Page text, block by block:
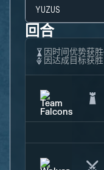
YUZUS
回合
因时间优势获胜
因达成目标获胜